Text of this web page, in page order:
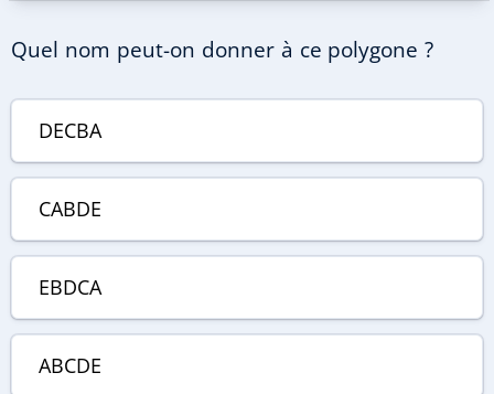
Quel nom peut-on donner à ce polygone ?
DECBA
CABDE
EBDCA
ABCDE